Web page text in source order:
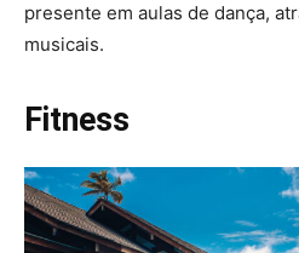
presente em aulas de dança,
musicais.
Fitness